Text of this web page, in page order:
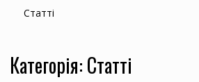
Статті
Категорія:Статті